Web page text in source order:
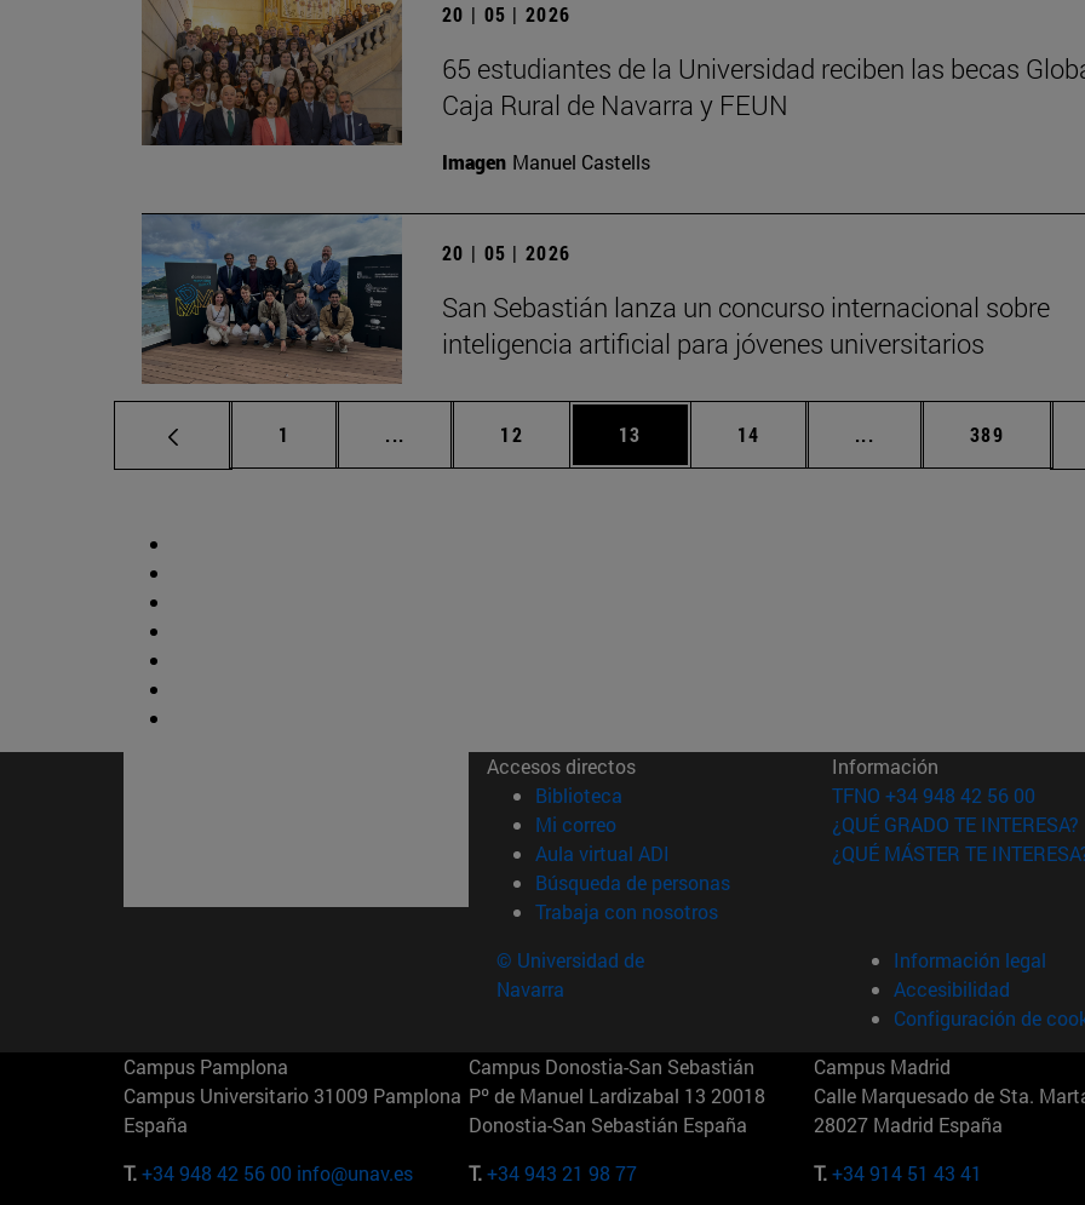
20 | 05 | 2026
65 estudiantes de la Universidad reciben las becas
Caja Rural de Navarra y FEUN
Imagen Manuel Castells
20 | 05 | 2026
San Sebastián lanza un concurso internacional sobre
inteligencia artificial para jóvenes universitarios
Página
1 ... Páginas intermedias Use TAB para desplazarse.
Página
12 Página
13 Página
14 ... Páginas intermedias
Página
389
Accesos directos
Biblioteca (abre en nueva ventana)
Mi correo(abre en nueva ventana)
Aula virtual ADI (abre en nueva ventana)
Búsqueda de personas(abre en nueva ventana)
Trabaja con nosotros(abre en nueva ventana)
Información
TFNO +34 948 42 56 00
¿QUÉ GRADO TE INTERESA?
¿QUÉ MÁSTER TE
© Universidad de
Navarra
Información legal
Accesibilidad
Configuración de
Campus Pamplona
Campus Universitario 31009 Pamplona
España
T.+34 948 42 56 00 info@unav.es
Campus Donostia-San Sebastián
Pº de Manuel Lardizabal 13 20018
Donostia-San Sebastián España
T.+34 943 21 98 77
Campus Madrid
Calle Marquesado de Sta.
28027 Madrid España
T.+34 914 51 43 41